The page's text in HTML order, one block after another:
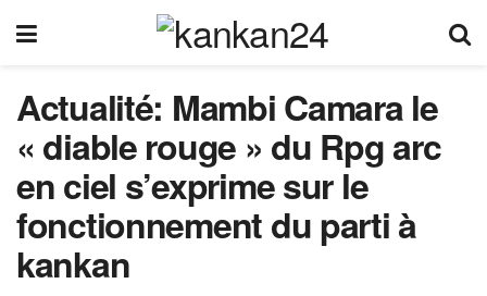
Actualité: Mambi Camara le
« diable rouge » du Rpg arc
en ciel s’exprime sur le
fonctionnement du parti à
kankan